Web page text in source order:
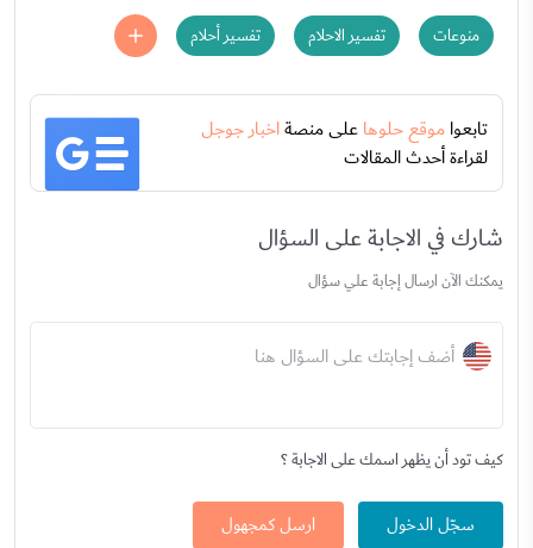
منوعات تفسير الاحلام تفسير أحلام
تابعواموقع حلوهاعلى منصةاخبار جوجل
لقراءة أحدث المقالات
شارك في الاجابة على السؤال
يمكنك الآن ارسال إجابة علي سؤال
أضف إجابتك على السؤال هنا
كيف تود أن يظهر اسمك على الاجابة ؟
سجّل الدخول ارسل كمجهول